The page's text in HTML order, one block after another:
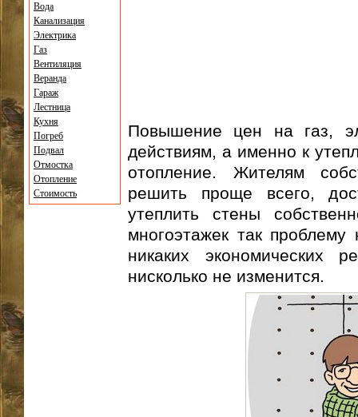
Повышение цен на газ,
действиям, а именно к
отопление. Жителям
решить проще всего,
утеплить стены
многоэтажек так
никаких экономических
нисколько не изменится.
Вода
Канализация
Электрика
Газ
Вентиляция
Веранда
Гараж
Лестница
Кухня
Погреб
Подвал
Отмостка
Отопление
Стоимость